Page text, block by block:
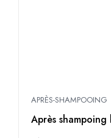
APRÈS-SHAMPOOING
Après